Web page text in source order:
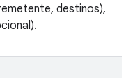
destinos),